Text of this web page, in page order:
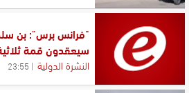
"فرانس برس": بن
سيعقدون قمة
النشرة الدولية 23:55